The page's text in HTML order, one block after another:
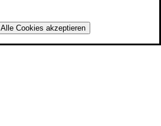
Alle Cookies akzeptieren